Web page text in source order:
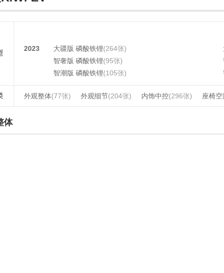
2023 大疆版 磷酸铁锂(264张)
智奢版 磷酸铁锂(95张)
智潮版 磷酸铁锂(105张)
外观整体(77张) 外观细节(204张) 内饰中控(296张) 座椅空
体